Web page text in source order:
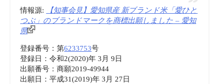
情報源:
【知事会見】愛知県産 新ブランド米「愛ひと
つぶ」のブランドマークを商標出願しました – 愛知
県
登録番号：第6233753号
登録日：令和2(2020)年 3月 9日
出願番号：商願2019-49944
出願日：平成31(2019)年 3月 27日